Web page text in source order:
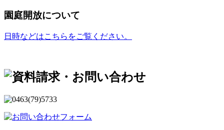
園庭開放について
日時などはこちらをご覧ください。